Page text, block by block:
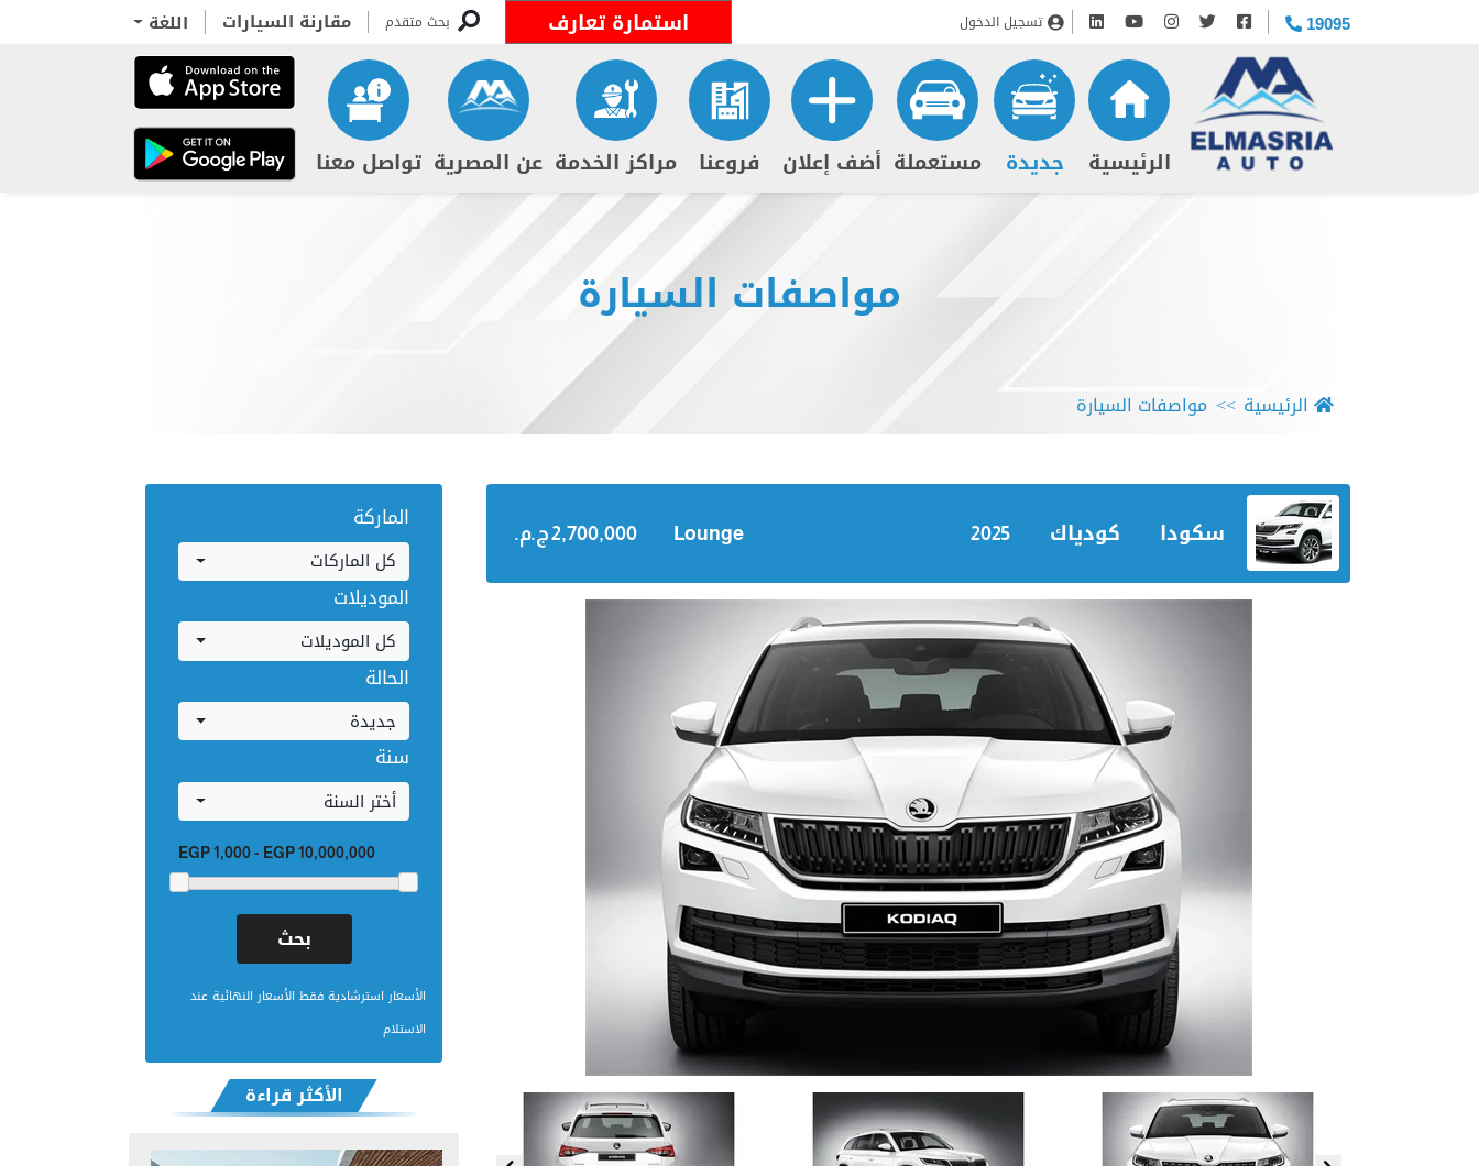
19095 تسجيل الدخول استمارة تعارف بحث متقدم مقارنة السيارات اللغة
الرئيسية جديدة مستعملة أضف إعلان فروعنا مراكز الخدمة عن المصرية تواصل معنا
مواصفات السيارة
الرئيسية مواصفات السيارة
سكودا كودياك 2025
Lounge 2,700,000 ج.م.‏ الماركة
كل الماركات
الموديلات
كل الموديلات
الحالة
جديدة
سنة
أختر السنة
EGP 1,000- EGP 10,000,000
الأسعار استرشادية فقط الأسعار النهائية عند
الاستلام
الأكثر قراءة